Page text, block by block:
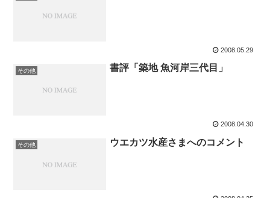
2008.05.29
その他 書評「築地 魚河岸三代目」
2008.04.30
その他 ウエカツ水産さまへのコメント